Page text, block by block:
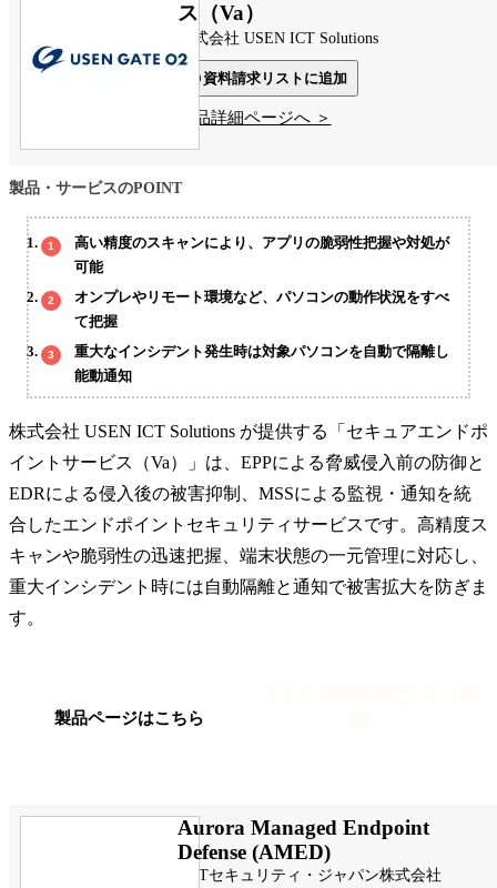
ス（Va）
株式会社 USEN ICT Solutions
資料請求リストに追加
製品詳細ページへ ＞
製品・サービスのPOINT
高い精度のスキャンにより、アプリの脆弱性把握や対処が
可能
オンプレやリモート環境など、パソコンの動作状況をすべ
て把握
重大なインシデント発生時は対象パソコンを自動で隔離し
能動通知
株式会社 USEN ICT Solutions が提供する「セキュアエンドポ
イントサービス（Va）」は、EPPによる脅威侵入前の防御と
EDRによる侵入後の被害抑制、MSSによる監視・通知を統
合したエンドポイントセキュリティサービスです。高精度ス
キャンや脆弱性の迅速把握、端末状態の一元管理に対応し、
重大インシデント時には自動隔離と通知で被害拡大を防ぎま
す。
製品ページはこちら
Aurora Managed Endpoint
Defense (AMED)
NTTセキュリティ・ジャパン株式会社